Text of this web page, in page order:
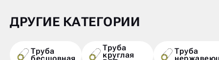
ДРУГИЕ КАТЕГОРИИ
Труба Труба
круглая Труба